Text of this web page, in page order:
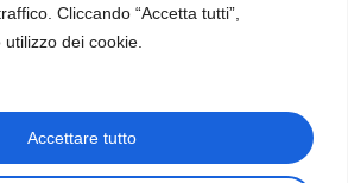
Cliccando “Accetta tutti”,
dei cookie.
Accettare tutto
Privacy Policy
Starty
e Condizioni
Privacy Starty